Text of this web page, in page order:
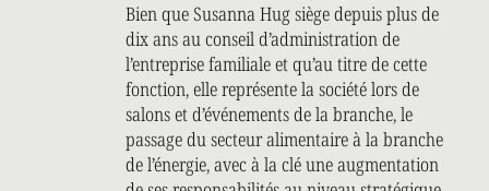
Bien que Susanna Hug siège depuis plus de
dix ans au conseil d’administration de
l’entreprise familiale et qu’au titre de cette
fonction, elle représente la société lors de
salons et d’événements de la branche, le
passage du secteur alimentaire à la branche
de l’énergie, avec à la clé une augmentation